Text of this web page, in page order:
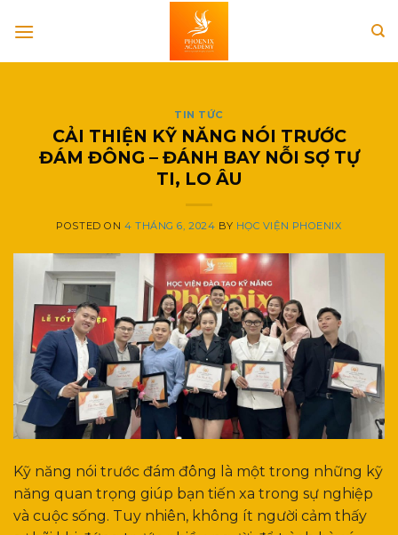
TIN TỨC
CẢI THIỆN KỸ NĂNG NÓI TRƯỚC
ĐÁM ĐÔNG – ĐÁNH BAY NỖI SỢ TỰ
TI, LO ÂU
POSTED ON 4 THÁNG 6, 2024 BY HỌC VIỆN PHOENIX
Kỹ năng nói trước đám đông là một trong những kỹ
năng quan trọng giúp bạn tiến xa trong sự nghiệp
và cuộc sống. Tuy nhiên, không ít người cảm thấy